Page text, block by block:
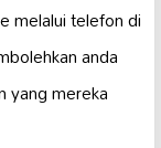
melalui telefon di
anda
yang mereka